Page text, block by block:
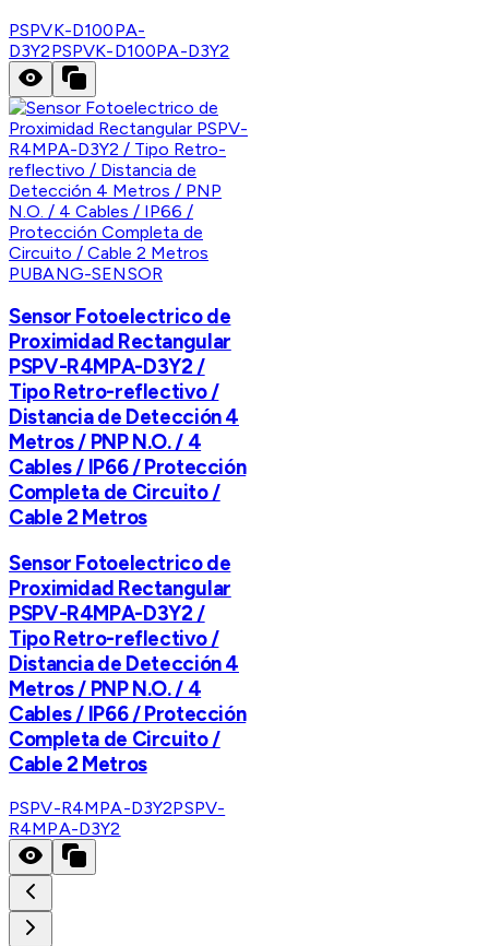
PSPVK-D100PA-
D3Y2PSPVK-D100PA-D3Y2
PUBANG-SENSOR
Sensor Fotoelectrico de
Proximidad Rectangular
PSPV-R4MPA-D3Y2 /
Tipo Retro-reflectivo /
Distancia de Detección 4
Metros / PNP N.O. / 4
Cables / IP66 / Protección
Completa de Circuito /
Cable 2 Metros
Sensor Fotoelectrico de
Proximidad Rectangular
PSPV-R4MPA-D3Y2 /
Tipo Retro-reflectivo /
Distancia de Detección 4
Metros / PNP N.O. / 4
Cables / IP66 / Protección
Completa de Circuito /
Cable 2 Metros
PSPV-R4MPA-D3Y2PSPV-
R4MPA-D3Y2